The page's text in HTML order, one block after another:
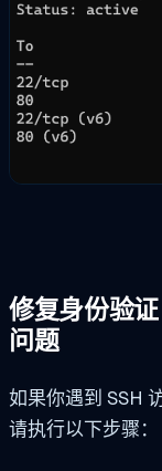
修复身份验证
问题
如果你遇到 SSH
请执行以下步骤：